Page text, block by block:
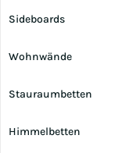
Sideboards
Wohnwände
Stauraumbetten
Himmelbetten